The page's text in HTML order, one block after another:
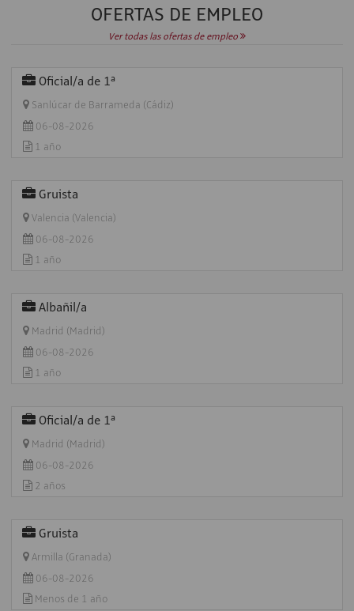
OFERTAS DE EMPLEO
Ver todas las ofertas de empleo
Oficial/a de 1ª
Sanlúcar de Barrameda (Cádiz)
06-08-2026
1 año
Gruista
Valencia (Valencia)
06-08-2026
1 año
Albañil/a
Madrid (Madrid)
06-08-2026
1 año
Oficial/a de 1ª
Madrid (Madrid)
06-08-2026
2 años
Gruista
Armilla (Granada)
06-08-2026
Menos de 1 año